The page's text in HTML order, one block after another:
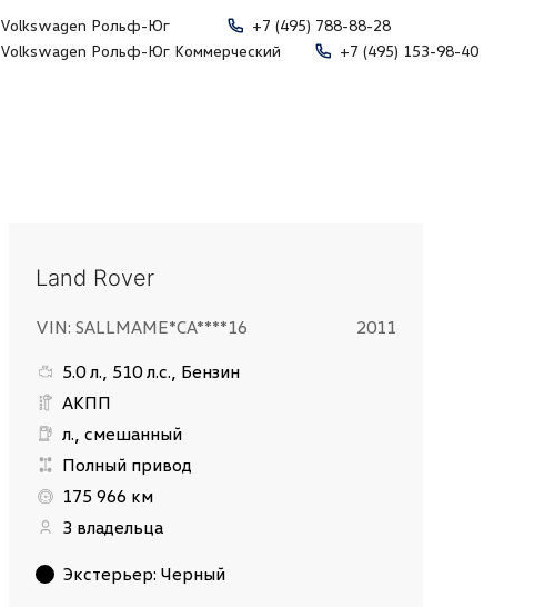
Volkswagen Рольф-Юг
+7 (495) 788-88-28
Volkswagen Рольф-Юг Коммерческий
+7 (495) 153-98-40
Land Rover
VIN: SALLMAME*CA****16
2011
5.0 л., 510 л.с., Бензин
АКПП
л., смешанный
Полный привод
175 966 км
3 владельца
Экстерьер: Черный